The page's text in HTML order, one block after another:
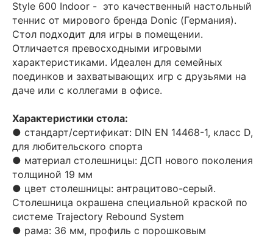
Style 600 Indoor - это качественный настольный
теннис от мирового бренда Donic (Германия).
Стол подходит для игры в помещении.
Отличается превосходными игровыми
характеристиками. Идеален для семейных
поединков и захватывающих игр с друзьями на
даче или с коллегами в офисе.
Характеристики стола:
● стандарт/сертификат: DIN EN 14468-1, класс D,
для любительского спорта
● материал столешницы: ДСП нового поколения
толщиной 19 мм
● цвет столешницы: антрацитово-серый.
Столешница окрашена специальной краской по
системе Trajectory Rebound System
● рама: 36 мм, профиль с порошковым